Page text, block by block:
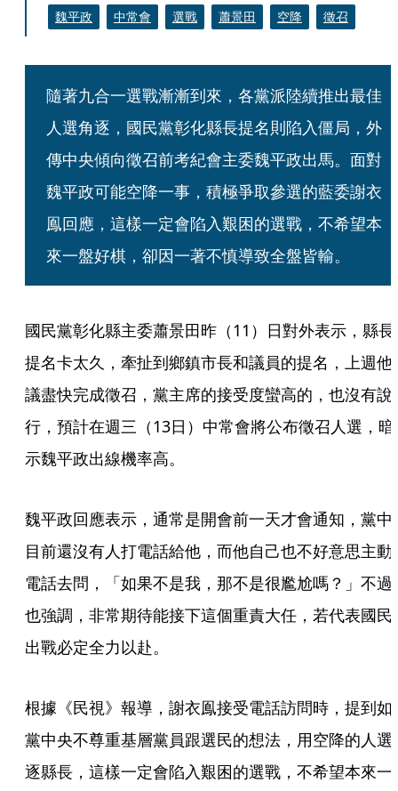
魏平政
中常會 選戰 蕭景田 空降 徵召
隨著九合一選戰漸漸到來，各黨派陸續推出最佳
人選角逐，國民黨彰化縣長提名則陷入僵局，外
傳中央傾向徵召前考紀會主委魏平政出馬。面對
魏平政可能空降一事，積極爭取參選的藍委謝衣
鳯回應，這樣一定會陷入艱困的選戰，不希望本
來一盤好棋，卻因一著不慎導致全盤皆輸。
國民黨彰化縣主委蕭景田昨（11）日對外表示，縣長
提名卡太久，牽扯到鄉鎮市長和議員的提名，上週他
議盡快完成徵召，黨主席的接受度蠻高的，也沒有說
行，預計在週三（13日）中常會將公布徵召人選，暗
示魏平政出線機率高。
魏平政回應表示，通常是開會前一天才會通知，黨中
目前還沒有人打電話給他，而他自己也不好意思主動
電話去問，「如果不是我，那不是很尷尬嗎？」不過
也強調，非常期待能接下這個重責大任，若代表國民
出戰必定全力以赴。
根據《民視》報導，謝衣鳯接受電話訪問時，提到如
黨中央不尊重基層黨員跟選民的想法，用空降的人選
逐縣長，這樣一定會陷入艱困的選戰，不希望本來一